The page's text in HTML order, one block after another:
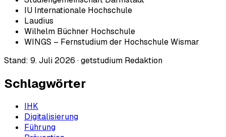
IU Internationale Hochschule
Laudius
Wilhelm Büchner Hochschule
WINGS – Fernstudium der Hochschule Wismar
Stand: 9. Juli 2026 ·getstudium Redaktion
Schlagwörter
IHK
Digitalisierung
Führung